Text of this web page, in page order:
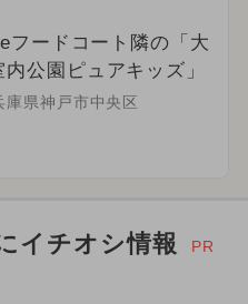
フードコート隣の「大
内公園ピュアキッズ」
庫県神戸市中央区
イチオシ情報 PR